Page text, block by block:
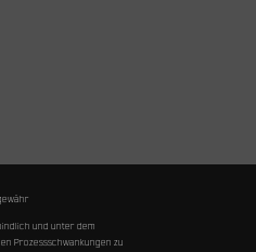
und unter dem
Prozessschwankungen zu